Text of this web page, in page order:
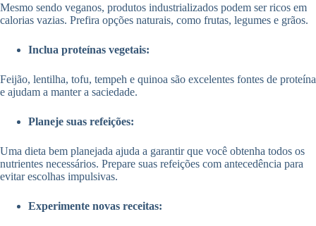
Mesmo sendo veganos, produtos industrializados podem ser ricos em
calorias vazias. Prefira opções naturais, como frutas, legumes e grãos.
Inclua proteínas vegetais:
Feijão, lentilha, tofu, tempeh e quinoa são excelentes fontes de proteína
e ajudam a manter a saciedade.
Planeje suas refeições:
Uma dieta bem planejada ajuda a garantir que você obtenha todos os
nutrientes necessários. Prepare suas refeições com antecedência para
evitar escolhas impulsivas.
Experimente novas receitas: